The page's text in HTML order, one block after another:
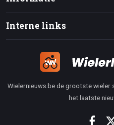
Interne links
Wielernieuws.be de grootste wieler
het laatste